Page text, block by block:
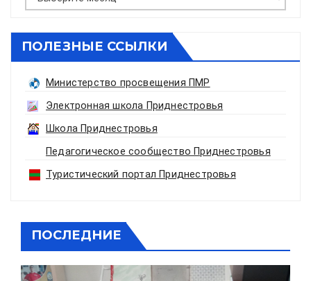
ПОЛЕЗНЫЕ ССЫЛКИ
Министерство просвещения ПМР
Электронная школа Приднестровья
Школа Приднестровья
Педагогическое сообщество Приднестровья
Туристический портал Приднестровья
ПОСЛЕДНИЕ